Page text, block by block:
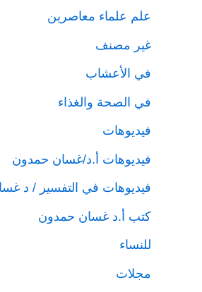
علم علماء معاصرين
غير مصنف
في الأعشاب
في الصحة والغذاء
فيديوهات
فيديوهات أ.د/غسان حمدون
فيديوهات في التفسير / د
كتب أ.د غسان حمدون
للنساء
مجلات